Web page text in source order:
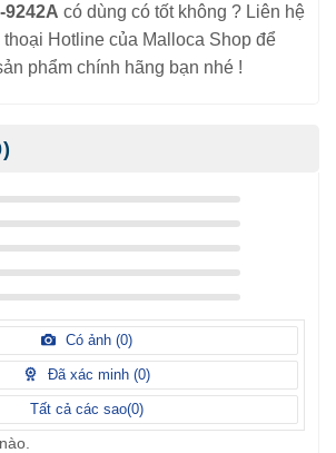
9242A có dùng có tốt không ? Liên hệ
Hotline của Malloca Shop để
phẩm chính hãng bạn nhé !
Có ảnh (0)
Đã xác minh (0)
Tất cả các sao(0)